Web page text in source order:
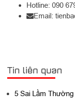
Hotline: 090
Email:
Tin liên quan
5 Sai Lầm Thường